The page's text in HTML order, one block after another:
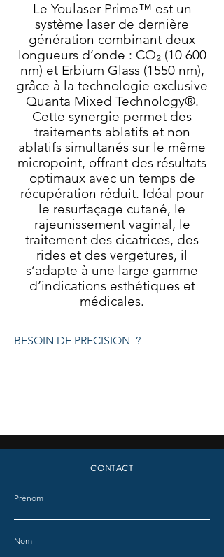
Le Youlaser Prime™ est un
système laser de dernière
génération combinant deux
longueurs d’onde : CO₂ (10 600
nm) et Erbium Glass (1550 nm),
grâce à la technologie exclusive
Quanta Mixed Technology®.
Cette synergie permet des
traitements ablatifs et non
ablatifs simultanés sur le même
micropoint, offrant des résultats
optimaux avec un temps de
récupération réduit. Idéal pour
le resurfaçage cutané, le
rajeunissement vaginal, le
traitement des cicatrices, des
rides et des vergetures, il
s’adapte à une large gamme
d’indications esthétiques et
médicales.
BESOIN DE PRECISION ?
CONTACT
Prénom
Nom